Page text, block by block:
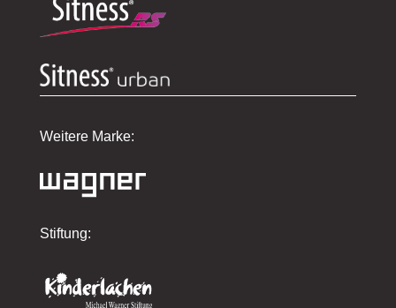
Weitere Marke:
Stiftung: